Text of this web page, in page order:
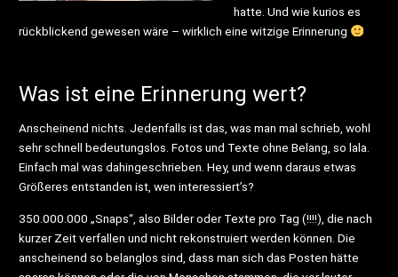
hatte. Und wie kurios es
rückblickend gewesen wäre – wirklich eine witzige Erinnerung
Was ist eine Erinnerung wert?
Anscheinend nichts. Jedenfalls ist das, was man mal schrieb, wohl
sehr schnell bedeutungslos. Fotos und Texte ohne Belang, so lala.
Einfach mal was dahingeschrieben. Hey, und wenn daraus etwas
Größeres entstanden ist, wen interessiert’s?
350.000.000 „Snaps“, also Bilder oder Texte pro Tag (!!!!), die nach
kurzer Zeit verfallen und nicht rekonstruiert werden können. Die
anscheinend so belanglos sind, dass man sich das Posten hätte